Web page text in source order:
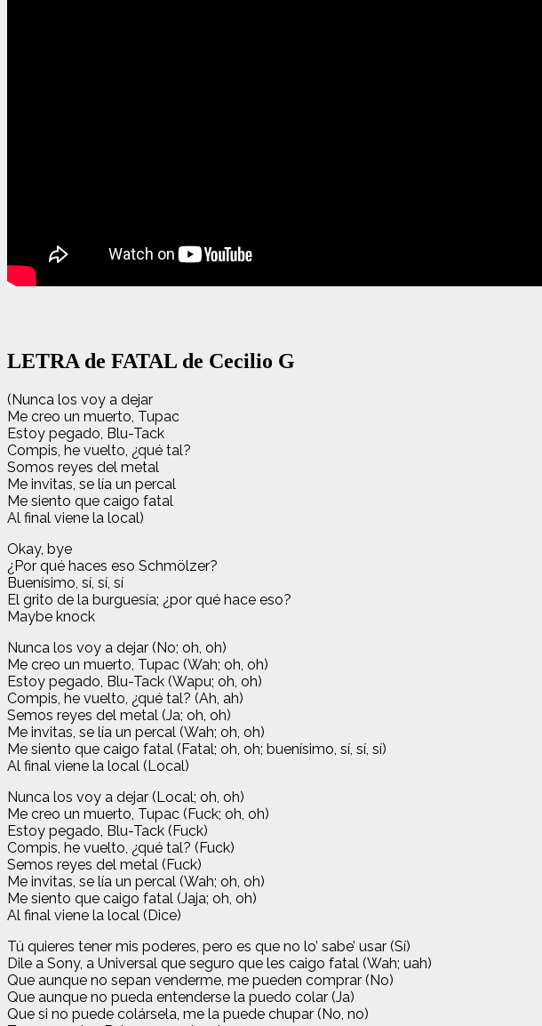
LETRA de FATAL de Cecilio G
(Nunca los voy a dejar
Me creo un muerto, Tupac
Estoy pegado, Blu-Tack
Compis, he vuelto, ¿qué tal?
Somos reyes del metal
Me invitas, se lía un percal
Me siento que caigo fatal
Al final viene la local)
Okay, bye
¿Por qué haces eso Schmölzer?
Buenísimo, sí, sí, sí
El grito de la burguesía; ¿por qué hace eso?
Maybe knock
Nunca los voy a dejar (No; oh, oh)
Me creo un muerto, Tupac (Wah; oh, oh)
Estoy pegado, Blu-Tack (Wapu; oh, oh)
Compis, he vuelto, ¿qué tal? (Ah, ah)
Semos reyes del metal (Ja; oh, oh)
Me invitas, se lía un percal (Wah; oh, oh)
Me siento que caigo fatal (Fatal; oh, oh; buenísimo, sí, sí, sí)
Al final viene la local (Local)
Nunca los voy a dejar (Local; oh, oh)
Me creo un muerto, Tupac (Fuck; oh, oh)
Estoy pegado, Blu-Tack (Fuck)
Compis, he vuelto, ¿qué tal? (Fuck)
Semos reyes del metal (Fuck)
Me invitas, se lía un percal (Wah; oh, oh)
Me siento que caigo fatal (Jaja; oh, oh)
Al final viene la local (Dice)
Tú quieres tener mis poderes, pero es que no lo’ sabe’ usar (Sí)
Dile a Sony, a Universal que seguro que les caigo fatal (Wah; uah)
Que aunque no sepan venderme, me pueden comprar (No)
Que aunque no pueda entenderse la puedo colar (Ja)
Que si no puede colársela, me la puede chupar (No, no)